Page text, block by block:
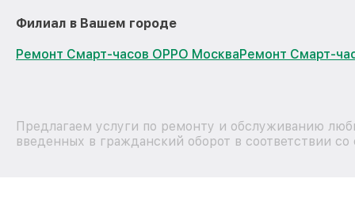
Филиал в Вашем городе
Ремонт Смарт-часов OPPO МоскваРемонт Смарт-
Предлагаем услуги по ремонту и обслуживанию
введенных в гражданский оборот в соответствии